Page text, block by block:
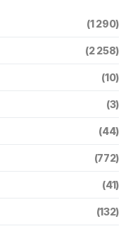
(1 290)
(2 258)
(10)
(3)
(44)
(772)
(41)
(132)